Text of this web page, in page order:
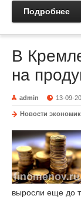
Подробнее
В
на
admin 13-09-
Новости
выросли еще до